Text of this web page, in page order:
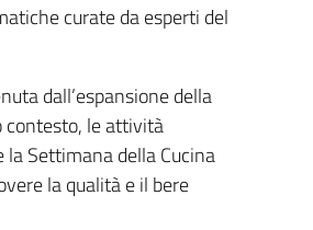
curate da esperti del
dall’espansione della
contesto, le attività
la Settimana della Cucina
la qualità e il bere